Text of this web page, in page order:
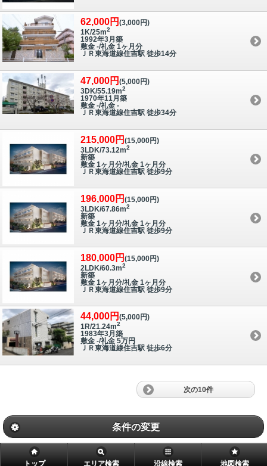
62,000円 (3,000円)
1K/25m2
1992年3月築
敷金 -/礼金 1ヶ月分
ＪＲ東海道線住吉駅 徒歩14分
47,000円 (5,000円)
3DK/55.19m2
1970年11月築
敷金 -/礼金 -
ＪＲ東海道線住吉駅 徒歩34分
215,000円 (15,000円)
3LDK/73.12m2
新築
敷金 1ヶ月分/礼金 1ヶ月分
ＪＲ東海道線住吉駅 徒歩9分
196,000円 (15,000円)
3LDK/67.86m2
新築
敷金 1ヶ月分/礼金 1ヶ月分
ＪＲ東海道線住吉駅 徒歩9分
180,000円 (15,000円)
2LDK/60.3m2
新築
敷金 1ヶ月分/礼金 1ヶ月分
ＪＲ東海道線住吉駅 徒歩9分
44,000円 (5,000円)
1R/21.24m2
1983年3月築
敷金 -/礼金 5万円
ＪＲ東海道線住吉駅 徒歩6分
次の10件
条件の変更
トップ エリア検索 沿線検索 地図検索